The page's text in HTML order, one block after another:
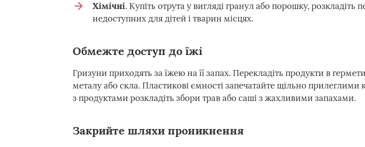
Хімічні. Купіть отрута у вигляді гранул або порошку,
недоступних для дітей і тварин місцях.
Обмежте доступ до їжі
Гризуни приходять за їжею на її запах. Перекладіть продукти в
металу або скла. Пластикові ємності запечатайте щільно
з продуктами розкладіть збори трав або саші з жахливими запахами.
Закрийте шляхи проникнення